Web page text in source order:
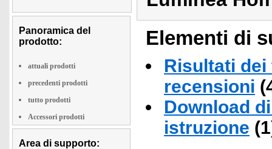
Panoramica del
prodotto:
attuali prodotti
precedenti prodotti
tutto prodotti
Accessori prodotti
Area di supporto:
Elementi di
Risultati
recensioni
Download
istruzione